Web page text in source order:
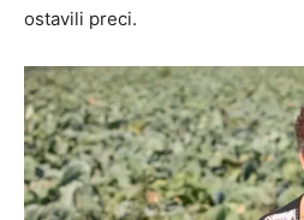
ostavili preci.